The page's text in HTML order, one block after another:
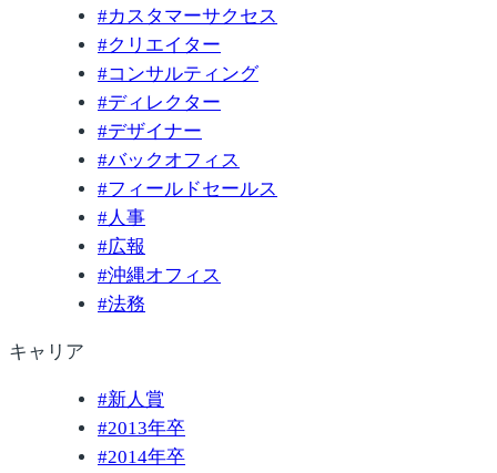
#カスタマーサクセス
#クリエイター
#コンサルティング
#ディレクター
#デザイナー
#バックオフィス
#フィールドセールス
#人事
#広報
#沖縄オフィス
#法務
キャリア
#新人賞
#2013年卒
#2014年卒